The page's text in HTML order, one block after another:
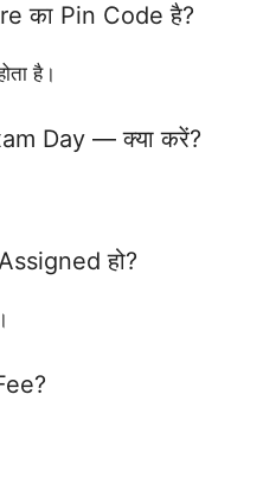
का Pin Code है?
है।
Day — क्या करें?
हो?